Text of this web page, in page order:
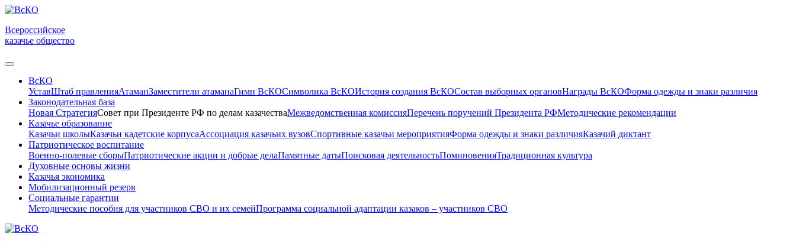
Всероссийское
казачье общество
ВсКО
УставШтаб правленияАтаманЗаместители атаманаГимн ВсКОСимволика ВсКОИстория создания ВсКОСостав выборных органовНаграды ВсКОФорма одежды и знаки различия
Законодательная база
Новая СтратегияСовет при Президенте РФ по делам казачестваМежведомственная комиссияПеречень поручений Президента РФМетодические рекомендации
Казачье образование
Казачьи школыКазачьи кадетские корпусаАссоциация казачьих вузовСпортивные казачьи мероприятияФорма одежды и знаки различияКазачий диктант
Патриотическое воспитание
Военно-полевые сборыПатриотические акции и добрые делаПамятные датыПоисковая деятельностьПоминовенияТрадиционная культура
Духовные основы жизни
Казачья экономика
Мобилизационный резерв
Социальные гарантии
Методические пособия для участников СВО и их семейПрограмма социальной адаптации казаков – участников СВО